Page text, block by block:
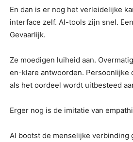
En dan is er nog het verleidelijke
interface zelf. AI-tools zijn snel.
Gevaarlijk.
Ze moedigen luiheid aan.
en-klare antwoorden.
als het oordeel wordt uitbesteed
Erger nog is de imitatie van
AI bootst de menselijke verbinding